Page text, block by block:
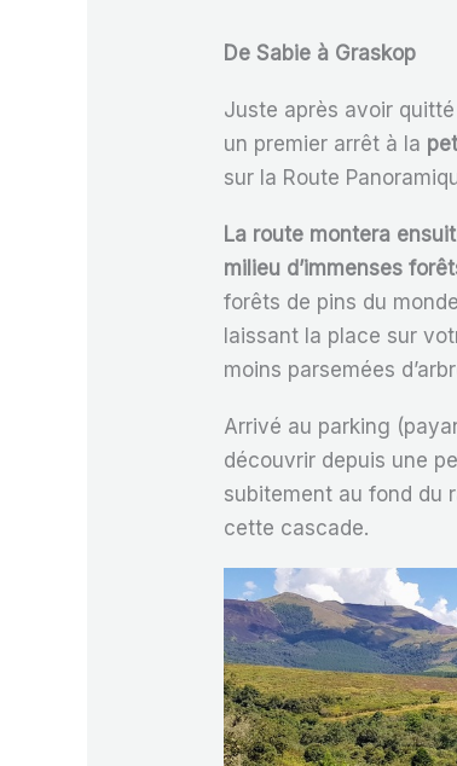
De Sabie à Graskop
Juste après avoir
un premier arrêt à la
sur la Route
La route montera
milieu d’immenses
forêts de pins du
laissant la place sur
moins parsemées
Arrivé au parking
découvrir depuis une
subitement au fond du
cette cascade.